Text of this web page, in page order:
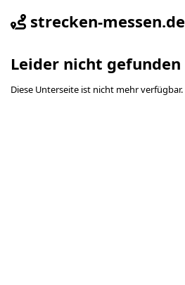
strecken-messen.de
Leider nicht gefunden
Diese Unterseite ist nicht mehr verfügbar.